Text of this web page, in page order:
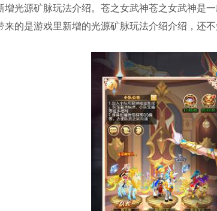
增光源矿脉玩法介绍。苍之女武神苍之女武神是
来的是游戏里新增的光源矿脉玩法介绍介绍，还